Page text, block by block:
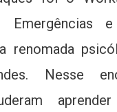
Emergências e
renomada
Nesse